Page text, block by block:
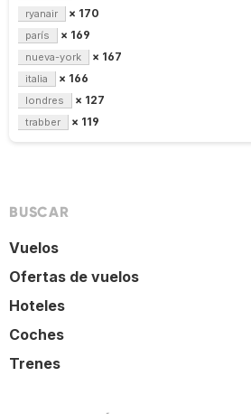
ryanair × 170
parís × 169
nueva-york × 167
italia × 166
londres × 127
trabber × 119
BUSCAR
Vuelos
Ofertas de vuelos
Hoteles
Coches
Trenes